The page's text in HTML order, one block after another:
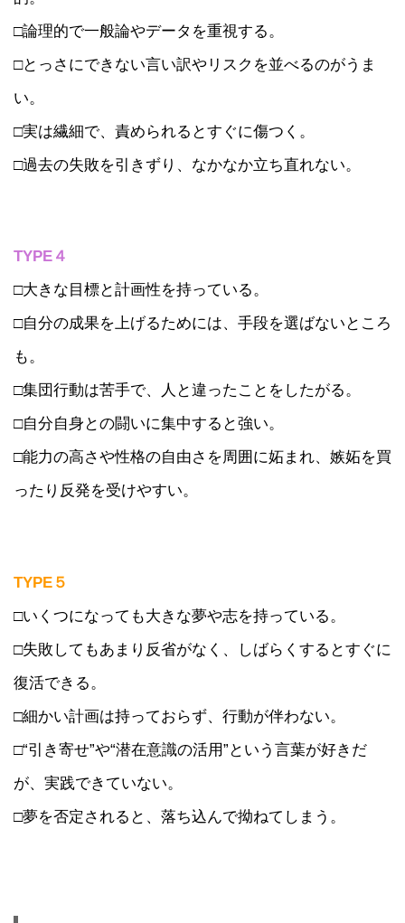
□論理的で一般論やデータを重視する。
□とっさにできない言い訳やリスクを並べるのがうま
い。
□実は繊細で、責められるとすぐに傷つく。
□過去の失敗を引きずり、なかなか立ち直れない。
TYPE４
□大きな目標と計画性を持っている。
□自分の成果を上げるためには、手段を選ばないところ
も。
□集団行動は苦手で、人と違ったことをしたがる。
□自分自身との闘いに集中すると強い。
□能力の高さや性格の自由さを周囲に妬まれ、嫉妬を買
ったり反発を受けやすい。
TYPE５
□いくつになっても大きな夢や志を持っている。
□失敗してもあまり反省がなく、しばらくするとすぐに
復活できる。
□細かい計画は持っておらず、行動が伴わない。
□“引き寄せ”や“潜在意識の活用”という言葉が好きだ
が、実践できていない。
□夢を否定されると、落ち込んで拗ねてしまう。